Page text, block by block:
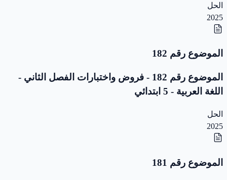
الحل
2025
الموضوع رقم 182
الموضوع رقم 182 - فروض واختبارات الفصل الثاني -
اللغة العربية - 5 ابتدائي
الحل
2025
الموضوع رقم 181